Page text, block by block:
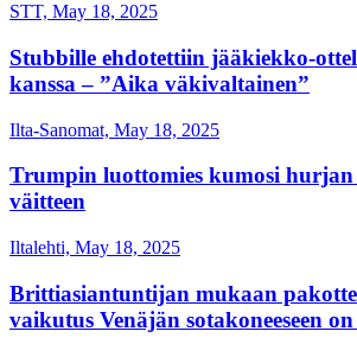
STT, May 18, 2025
Stubbille ehdotettiin jääkiekko-
kanssa – ”Aika väkivaltainen”
Ilta-Sanomat, May 18, 2025
Trumpin luottomies kumosi hurjan
väitteen
Iltalehti, May 18, 2025
Brittiasiantuntijan mukaan
vaikutus Venäjän sotakoneeseen